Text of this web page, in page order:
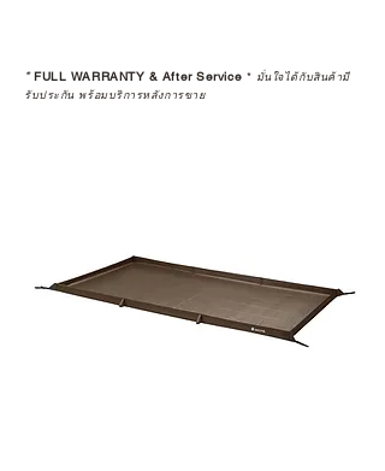
STUDIO และร้านตัวแทนจำหน่ายที่
ได้รับการแต่งตั้งอย่างเป็นทางการ จะ
ก่อนตัดสินใจซื้อสินค้า เราอยาก
แนะนำให้คุณสอบถามทุกครั้งว่า ร้าน
*FULL WARRANTY & After Service * มั่นใจได้กับสินค้ามี
รับประกัน พร้อมบริการหลังการขาย